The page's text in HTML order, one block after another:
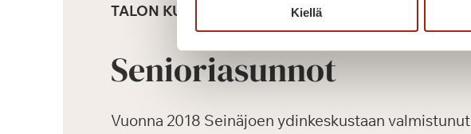
Kiellä
TALON KUVAUS
Senioriasunnot
Vuonna 2018 Seinäjoen ydinkeskustaan valmistunut